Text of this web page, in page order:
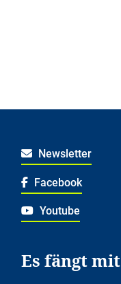
Newsletter
Facebook
Youtube
Es fängt mit